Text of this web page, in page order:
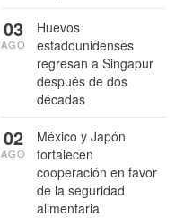
Huevos
estadounidenses
regresan a Singapur
después de dos
décadas
03
AGO
México y Japón
fortalecen
cooperación en favor
de la seguridad
alimentaria
02
AGO